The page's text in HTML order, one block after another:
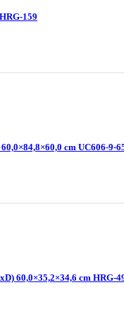
159
cm UC606-9-
60,0×35,2×34,6 cm HRG-